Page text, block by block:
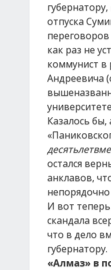
отпуска
как раз не
коммунист в
Андреевича
Казалось
остался
анклавов,
И вот теперь
скандала
что в дело
губернатору.
«Алмаз» в